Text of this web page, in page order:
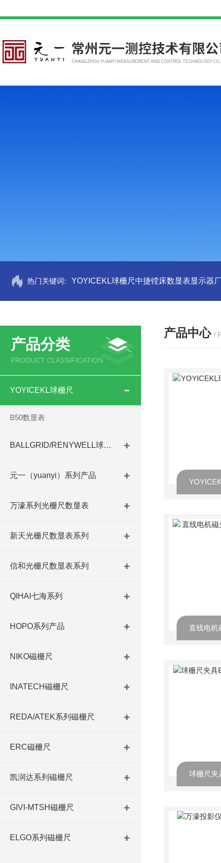
热门关键词: YOYICEKL球栅尺中捷镗床数显表显示器
产品分类
PRODUCT CLASSIFICATION
YOYICEKL球栅尺
B50数显表
BALLGRID/RENYWELL球栅尺
元一（yuanyi）系列产品
万濠系列光栅尺数显表
新天光栅尺数显表系列
信和光栅尺数显表系列
QIHAI七海系列
HOPO系列产品
NIKO磁栅尺
INATECH磁栅尺
REDA/ATEK系列磁栅尺
ERC磁栅尺
凯润达系列磁栅尺
GIVI-MTSH磁栅尺
ELGO系列磁栅尺
产品中心 /